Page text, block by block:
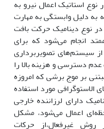
استاتیک اعمال نیرو به
دلیل وابستگی به مهارت
نوع دینامیک حرکت بافت
انجام می‌شود که برای
سیستم‌های تصویربرداری
دسترسی و هزینه بالا را
بر موج برشی که امروزه
مورد استفاده
دارای لرزاننده خارجی
اعمال می‌شود، مشکل
غیرفعال،از حرکات